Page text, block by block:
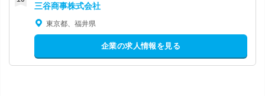
三谷商事株式会社
東京都、福井県
企業の求人情報を見る